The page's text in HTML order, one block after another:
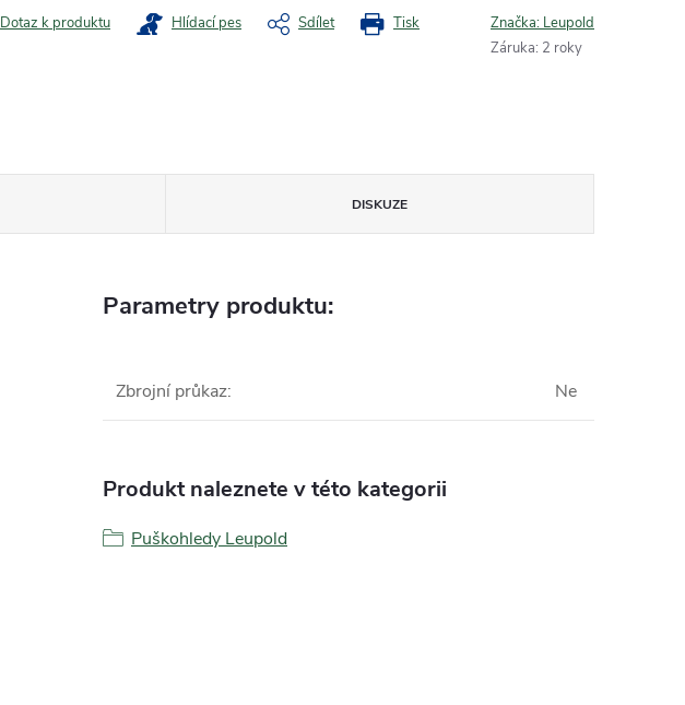
Tisk
Dotaz k produktu Hlídací pes Sdílet Značka: Leupold
Záruka: 2 roky
DISKUZE
Parametry produktu:
Zbrojní průkaz: Ne
Produkt naleznete v této kategorii
Puškohledy Leupold